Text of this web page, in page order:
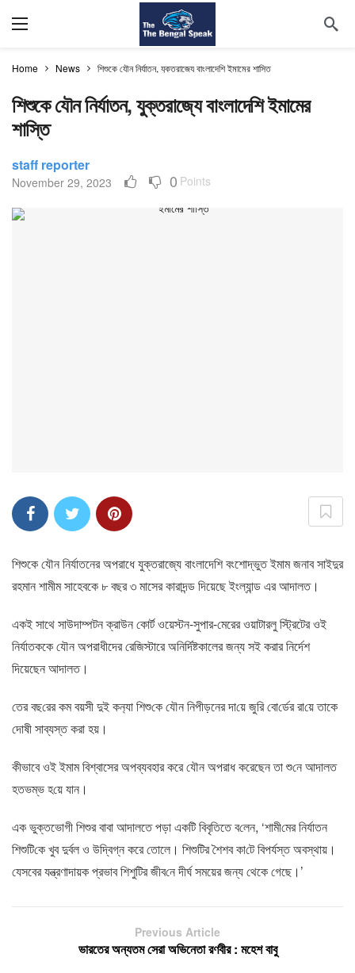
Home News শিশুকে যৌন নির্যাতন, যুক্তরাজ্যে বাংলাদেশি ইমামের শাস্তি
শিশুকে যৌন নির্যাতন, যুক্তরাজ্যে বাংলাদেশি ইমামের
শাস্তি
staff reporter
November 29, 2023 0 Points
শিশুকে যৌন নির্যাতনের অপরাধে যুক্তরাজ্যে বাংলাদেশি বংশোদ্ভুত ইমাম জনাব সাইদুর
রহমান শামীম সাহেবকে ৮ বছর ৩ মাসের কারাদন্ড দিয়েছে ইংল্যান্ড এর আদালত।
একই সাথে সাউদাম্পটন ক্রাউন কোর্ট ওয়েস্টন-সুপার-মেরের ওয়াটারলু স্ট্রিটের ওই
নির্যাতককে যৌন অপরাধীদের রেজিস্টারে অনির্দিষ্টকালের জন্য সই করার নির্দেশ
দিয়েছেন আদালত।
তের বছ‌রের কম বয়সী দুই কন‌্যা শিশু‌কে যৌন নিপীড়নের দা‌য়ে জুরি বো‌র্ডের রা‌য়ে তাকে
দোষী সাব্যস্ত কর‌া হয়।
কীভাবে ওই ইমাম বিশ্বাসের অপব্যবহার করে যৌন অপরাধ করেছেন তা শু‌নে আদালত
হতভম্ভ হ‌য়ে যান।
এক ভুক্তভোগী শিশুর বাবা আদালতে পড়া একটি বিবৃতিতে ব‌লেন, ‘শামী‌মের নির্যাত‌ন
শিশু‌টি‌কে খুব দুর্বল ও উদ্বিগ্ন করে তোলে। ‌শিশু‌টির শৈশব কা‌টে বিপর্যস্ত অবস্থায়।
যেসবের যন্ত্রণাদায়ক প্রভাব শিশ‌ু‌টির জীব‌নে দীর্ঘ সময়ের জন্য থেকে গেছে।’
Previous Article
ভারতের অন্যতম সেরা অভিনেতা রণবীর : মহেশ বাবু